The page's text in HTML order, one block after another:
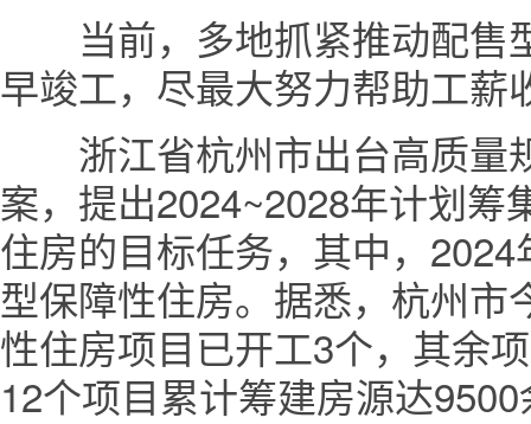
当前，多地抓紧推动配售
早竣工，尽最大努力帮助工薪
浙江省杭州市出台高质量
案，提出2024~2028年计划筹
住房的目标任务，其中，
型保障性住房。据悉，杭州市
性住房项目已开工3个，其余
12个项目累计筹建房源达